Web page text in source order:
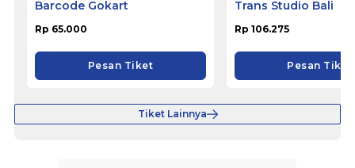
Barcode Gokart
Rp 65.000
Pesan Tiket
Trans Studio Bali
Rp 106.275
Pesan Tiket
Tiket Lainnya